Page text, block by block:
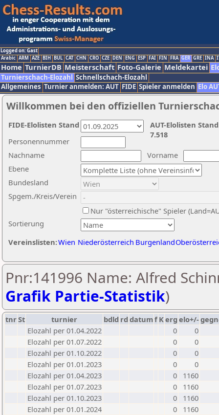
Logged on: Gast
Arabic ARM AZE BIH BUL CAT CHN CRO CZE DEN ENG ESP FAI FIN FRA GER GRE INA
Home TurnierDB Meisterschaft Foto-Galerie Meldekartei
Turnierschach-Elozahl Schnellschach-Elozahl
Allgemeines Turnier anmelden: AUT FIDE Spieler anmelden Elo
Willkommen bei den offiziellen
Nachname
Vorname
Ebene
Sortierung
Personennummer
Bundesland
Spgem./Kreis/Verein
Nur "österreichische" Spieler
Vereinslisten:Wien Niederösterreich Burgenland
AUT-Elolisten
7.518
FIDE-Elolisten Stand
Pnr:141996 Name: Alfred
Grafik Partie-Statistik)
tnrSt turnier bdld rd datumf Kerg elo+/-
Elozahl per 01.04.2022
0
0
Elozahl per 01.07.2022
0
0
Elozahl per 01.10.2022
0
0
Elozahl per 01.01.2023
0
0
Elozahl per 01.04.2023
0
1160
Elozahl per 01.07.2023
0
1160
Elozahl per 01.10.2023
0
1160
Elozahl per 01.01.2024
0
1160